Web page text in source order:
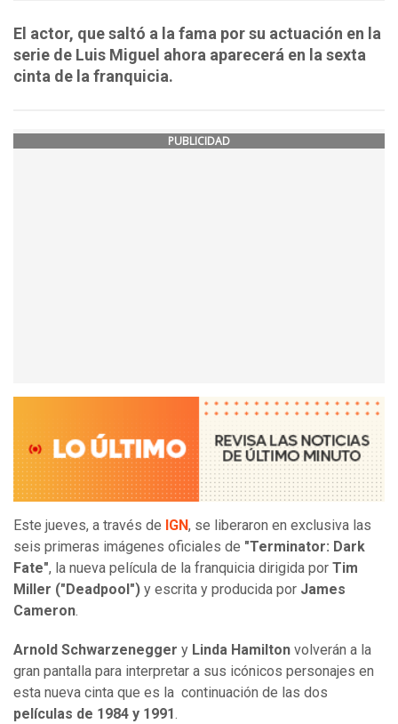
El actor, que saltó a la fama por su actuación en la
serie de Luis Miguel ahora aparecerá en la sexta
cinta de la franquicia.
PUBLICIDAD
Este jueves, a través de IGN, se liberaron en exclusiva las
seis primeras imágenes oficiales de "Terminator: Dark
Fate", la nueva película de la franquicia dirigida por Tim
Miller ("Deadpool") y escrita y producida por James
Cameron.
Arnold Schwarzenegger y Linda Hamilton volverán a la
gran pantalla para interpretar a sus icónicos personajes en
esta nueva cinta que es la continuación de las dos
películas de 1984 y 1991.